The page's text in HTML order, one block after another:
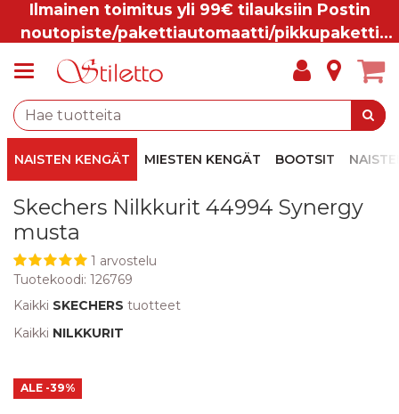
Ilmainen toimitus yli 99€ tilauksiin Postin
noutopiste/pakettiautomaatti/pikkupaketti
NAISTEN KENGÄT MIESTEN KENGÄT BOOTSIT
Skechers Nilkkurit 44994 Synergy
musta
1 arvostelu
Tuotekoodi: 126769
Kaikki SKECHERS tuotteet
Kaikki NILKKURIT
ALE -39%